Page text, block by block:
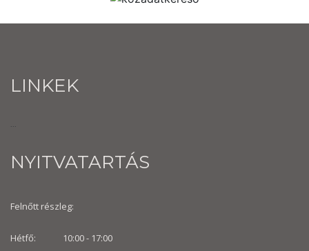
LINKEK
NYITVATARTÁS
Felnőtt részleg:
Hétfő: 10:00 - 17:00